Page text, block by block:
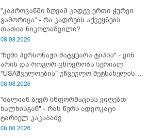
"კაპროვანში ზღვამ კიდევ ერთი ჭურვი
გამორიყა" - რა კადრებს აქვეყნებს
თათია ნიკოლაშვილი?
08.08.2026
"ჩემი პერსონაჟი მატყუარა ტიპია" - ვინ
არის და როგორ ცხოვრობს სერიალ
"USAშველოების" უჩვეულო მეტსახელის
მქონე პოპულარული გმირი რეალურ
08.08.2026
"ძალიან ბევრ ინფორმაციას ვიღებთ
ხალხისგან" - რას წერს ადვოკატი
ტარიელ კაკაბაძე
08.08.2026